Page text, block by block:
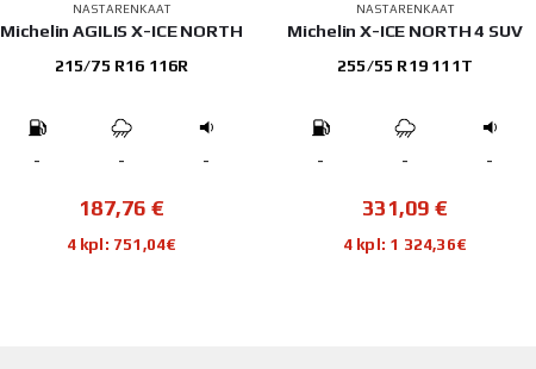
NASTARENKAAT
Michelin AGILIS X-ICE NORTH
215/75 R16 116R
- - -
187,76 €
4 kpl: 751,04€
NASTARENKAAT
Michelin X-ICE NORTH 4 SUV
255/55 R19 111T
- - -
331,09 €
4 kpl: 1 324,36€